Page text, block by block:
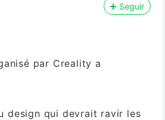
Seguir
par Creality a
design qui devrait ravir les